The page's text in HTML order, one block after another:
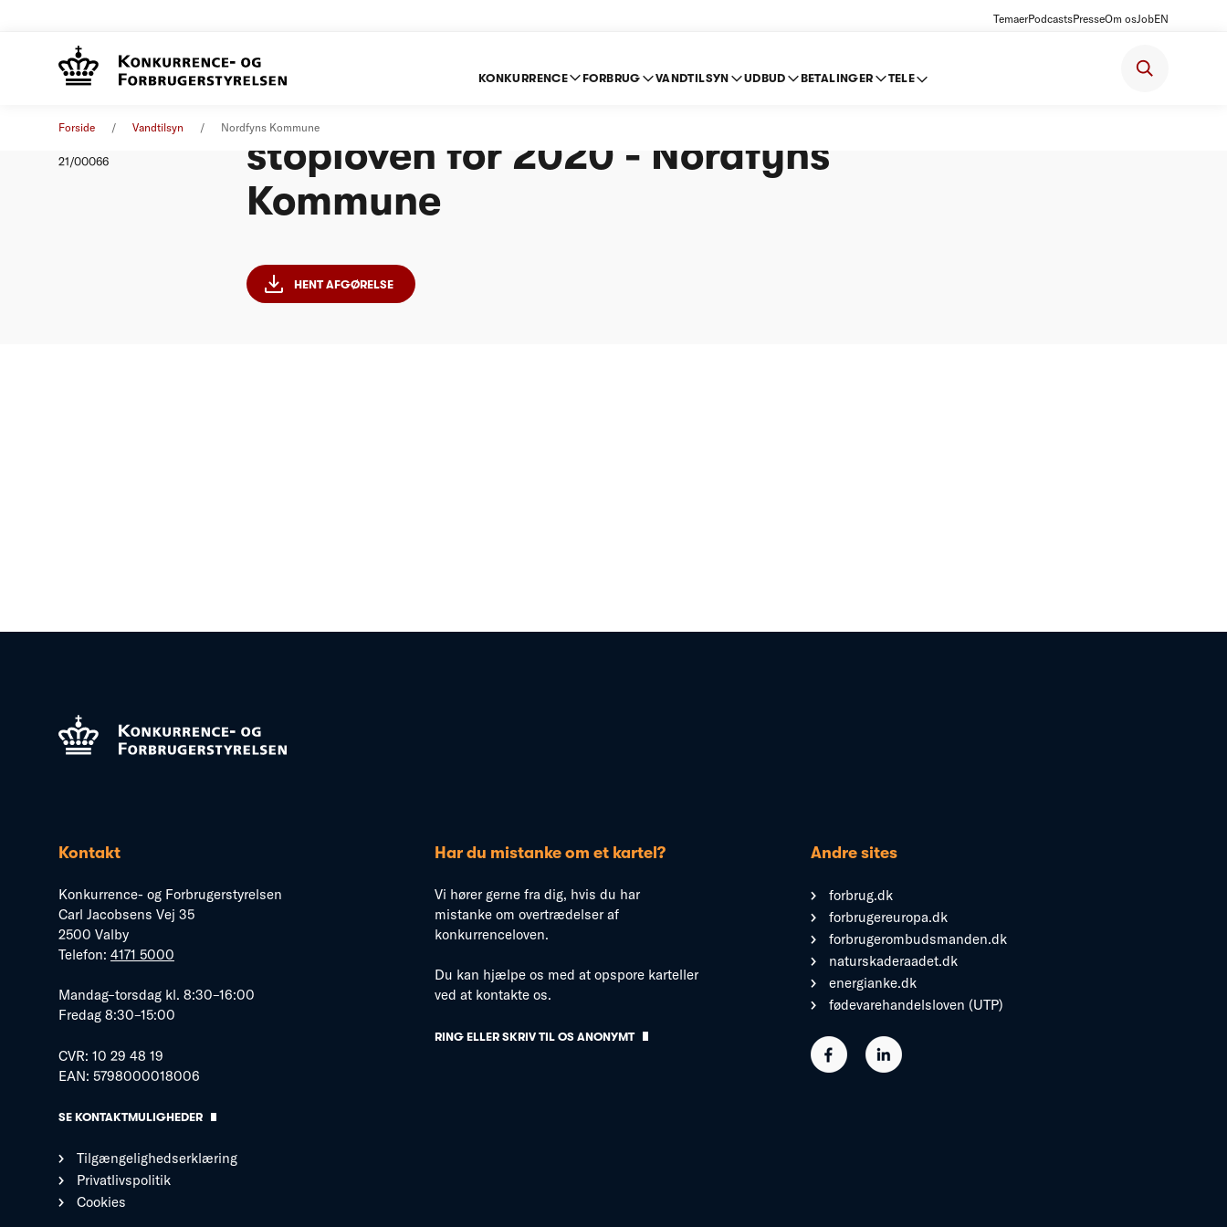
TemaerPodcastsPresseOm osJobEN
KONKURRENCE FORBRUG VANDTILSYN UDBUD BETALINGER TELE
Forside Vandtilsyn Nordfyns Kommune
21/00066
stoploven for 2020 - Nordfyns
Kommune
HENT AFGØRELSE
Kontakt
Konkurrence- og Forbrugerstyrelsen
Carl Jacobsens Vej 35
2500 Valby
Telefon: 4171 5000
Mandag–torsdag kl. 8:30–16:00
Fredag 8:30–15:00
CVR: 10 29 48 19
EAN: 5798000018006
SE KONTAKTMULIGHEDER
Tilgængelighedserklæring
Privatlivspolitik
Cookies
Har du mistanke om et kartel?
Vi hører gerne fra dig, hvis du har
mistanke om overtrædelser af
konkurrenceloven.
Du kan hjælpe os med at opspore karteller
ved at kontakte os.
RING ELLER SKRIV TIL OS ANONYMT
Andre sites
forbrug.dk
forbrugereuropa.dk
forbrugerombudsmanden.dk
naturskaderaadet.dk
energianke.dk
fødevarehandelsloven (UTP)